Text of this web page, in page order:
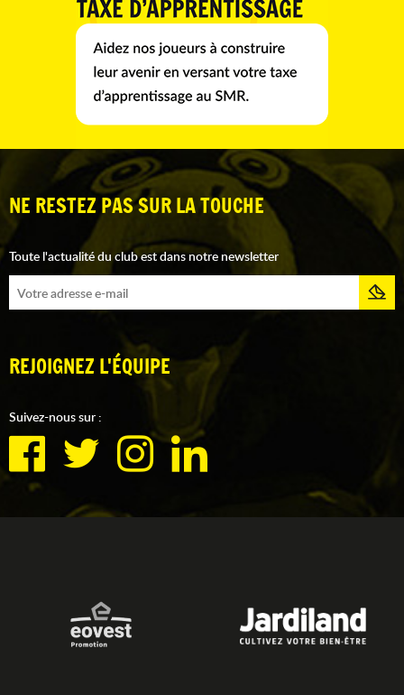
NE RESTEZ PAS SUR LA TOUCHE
Toute l'actualité du club est dans notre newsletter
REJOIGNEZ L'ÉQUIPE
Suivez-nous sur :